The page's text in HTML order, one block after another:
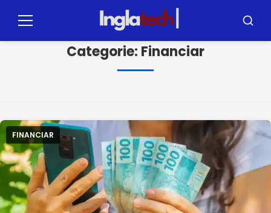
pentru
Meniu
Categorie: Financiar
FINANCIAR